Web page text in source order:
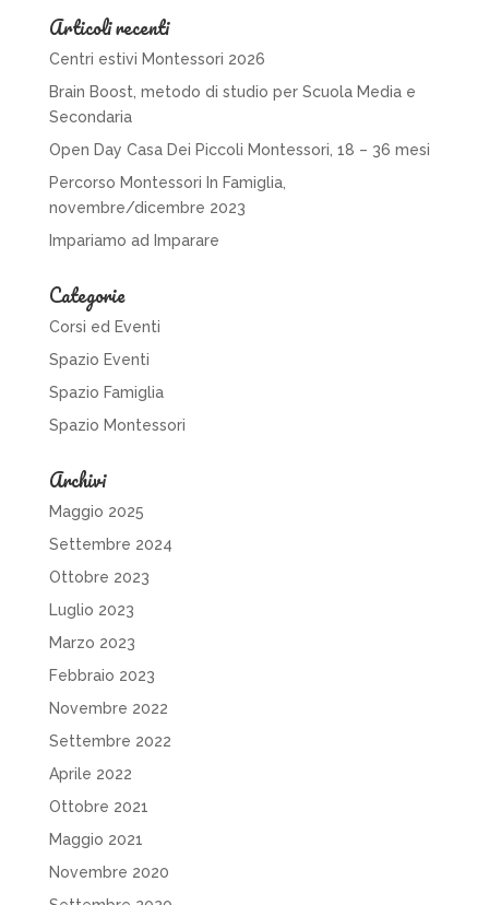
Articoli recenti
Centri estivi Montessori 2026
Brain Boost, metodo di studio per Scuola Media e
Secondaria
Open Day Casa Dei Piccoli Montessori, 18 – 36 mesi
Percorso Montessori In Famiglia,
novembre/dicembre 2023
Impariamo ad Imparare
Categorie
Corsi ed Eventi
Spazio Eventi
Spazio Famiglia
Spazio Montessori
Archivi
Maggio 2025
Settembre 2024
Ottobre 2023
Luglio 2023
Marzo 2023
Febbraio 2023
Novembre 2022
Settembre 2022
Aprile 2022
Ottobre 2021
Maggio 2021
Novembre 2020